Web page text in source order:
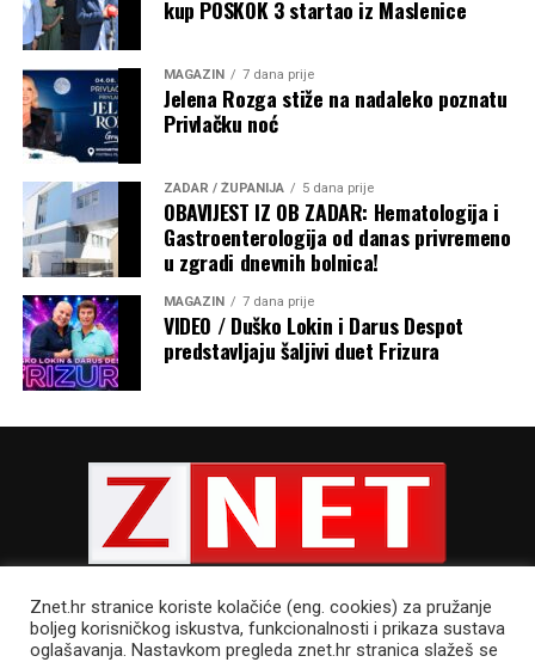
kup POSKOK 3 startao iz Maslenice
MAGAZIN 7 dana prije
Jelena Rozga stiže na nadaleko poznatu
Privlačku noć
ZADAR / ŽUPANIJA 5 dana prije
OBAVIJEST IZ OB ZADAR: Hematologija i
Gastroenterologija od danas privremeno
u zgradi dnevnih bolnica!
MAGAZIN 7 dana prije
VIDEO / Duško Lokin i Darus Despot
predstavljaju šaljivi duet Frizura
Znet.hr stranice koriste kolačiće (eng. cookies) za pružanje
boljeg korisničkog iskustva, funkcionalnosti i prikaza sustava
oglašavanja. Nastavkom pregleda znet.hr stranica slažeš se